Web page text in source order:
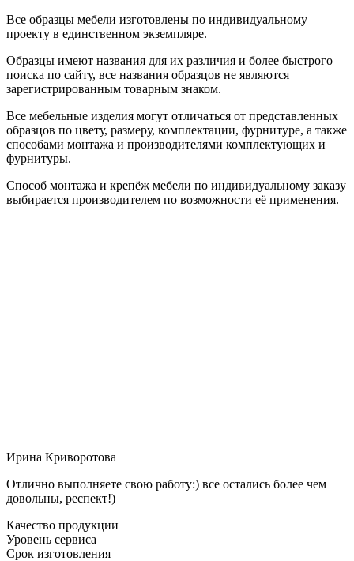
Все образцы мебели изготовлены по индивидуальному
проекту в единственном экземпляре.
Образцы имеют названия для их различия и более быстрого
поиска по сайту, все названия образцов не являются
зарегистрированным товарным знаком.
Все мебельные изделия могут отличаться от представленных
образцов по цвету, размеру, комплектации, фурнитуре, а также
способами монтажа и производителями комплектующих и
фурнитуры.
Способ монтажа и крепёж мебели по индивидуальному заказу
выбирается производителем по возможности её применения.
Ирина Криворотова
Отлично выполняете свою работу:) все остались более чем
довольны, респект!)
Качество продукции
Уровень сервиса
Срок изготовления